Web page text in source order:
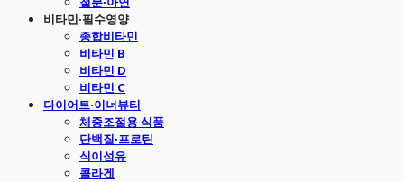
비타민·필수영양
종합비타민
비타민 B
비타민 D
비타민 C
다이어트·이너뷰티
체중조절용 식품
단백질·프로틴
식이섬유
콜라겐